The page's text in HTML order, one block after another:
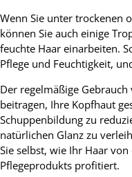
Wenn Sie unter trockenen
können Sie auch einige
feuchte Haar einarbeiten.
Pflege und Feuchtigkeit,
Der regelmäßige
beitragen, Ihre Kopfhaut
Schuppenbildung zu
natürlichen Glanz zu
Sie selbst, wie Ihr Haar
Pflegeprodukts profitiert.